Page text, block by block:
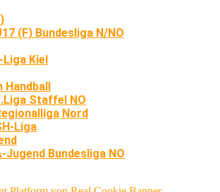
(F) Bundesliga N/NO
Kiel
Handball
Staffel NO
Nord
Liga
Jugend Bundesliga NO